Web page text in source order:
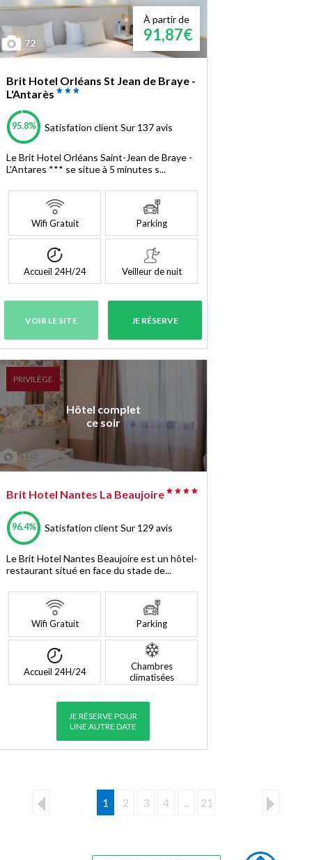
À partir de
91,87€
72
Brit Hotel Orléans St Jean de Braye -
L'Antarès
95.8% Satisfation client Sur 137 avis
Le Brit Hotel Orléans Saint-Jean de Braye -
L'Antares *** se situe à 5 minutes s...
Wifi Gratuit Parking
Accueil 24H/24 Veilleur de nuit
VOIR LE SITE JE RÉSERVE
PRIVILÈGE
115
Brit Hotel Nantes La Beaujoire
96.4% Satisfation client Sur 129 avis
Le Brit Hotel Nantes Beaujoire est un hôtel-
restaurant situé en face du stade de...
Wifi Gratuit Parking
Accueil 24H/24
Chambres
climatisées
Hôtel complet
ce soir
JE RÉSERVE POUR
UNE AUTRE DATE
1 2 3 4 21